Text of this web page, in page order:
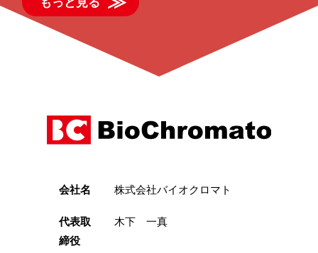
会社名 株式会社バイオクロマト
代表取
締役
木下 一真